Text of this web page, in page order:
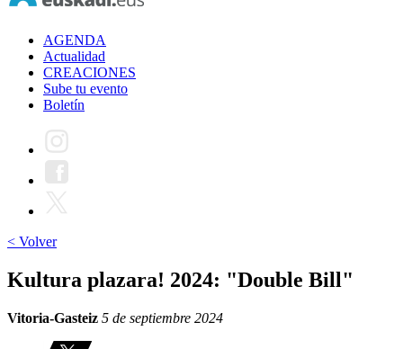
AGENDA
Actualidad
CREACIONES
Sube tu evento
Boletín
< Volver
Kultura plazara! 2024: "Double Bill"
Vitoria-Gasteiz 5 de septiembre 2024